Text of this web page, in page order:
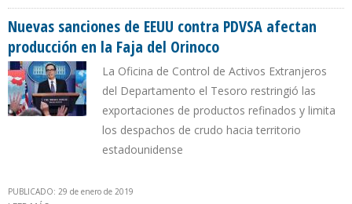
Nuevas sanciones de EEUU contra PDVSA afectan
producción en la Faja del Orinoco
La Oficina de Control de Activos Extranjeros
del Departamento el Tesoro restringió las
exportaciones de productos refinados y limita
los despachos de crudo hacia territorio
estadounidense
PUBLICADO: 29 de enero de 2019